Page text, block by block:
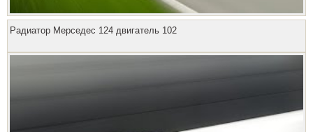
Радиатор Мерседес 124 двигатель 102